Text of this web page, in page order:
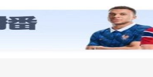
初中英语 高中英语